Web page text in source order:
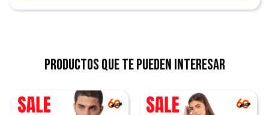
Productos que te pueden interesar